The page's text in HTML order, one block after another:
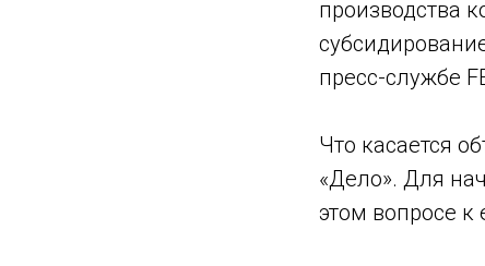
производства
пресс-службе
Что касается
«Дело». Для
этом вопросе